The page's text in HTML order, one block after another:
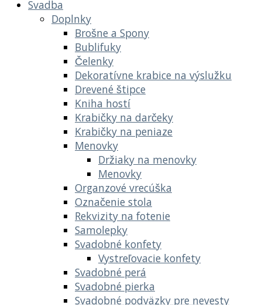
Svadba
Doplnky
Brošne a Spony
Bublifuky
Čelenky
Dekoratívne krabice na výslužku
Drevené štipce
Kniha hostí
Krabičky na darčeky
Krabičky na peniaze
Menovky
Držiaky na menovky
Menovky
Organzové vrecúška
Označenie stola
Rekvizity na fotenie
Samolepky
Svadobné konfety
Vystreľovacie konfety
Svadobné perá
Svadobné pierka
Svadobné podväzky pre nevesty